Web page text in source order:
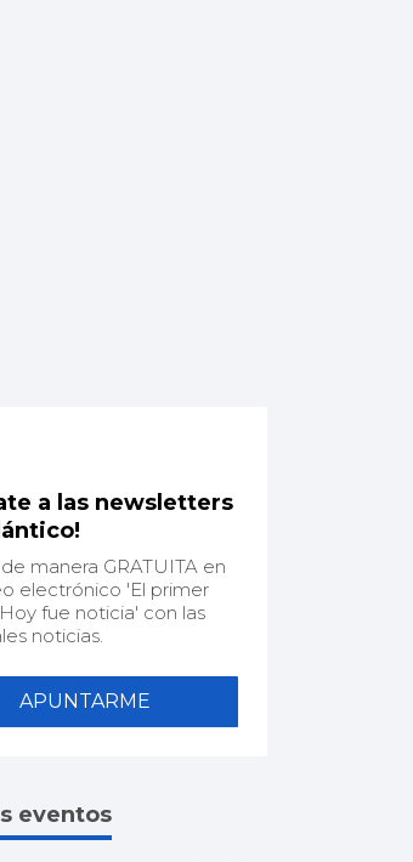
a las newsletters
manera GRATUITA en
electrónico 'El primer
fue noticia' con las
noticias.
APUNTARME
eventos